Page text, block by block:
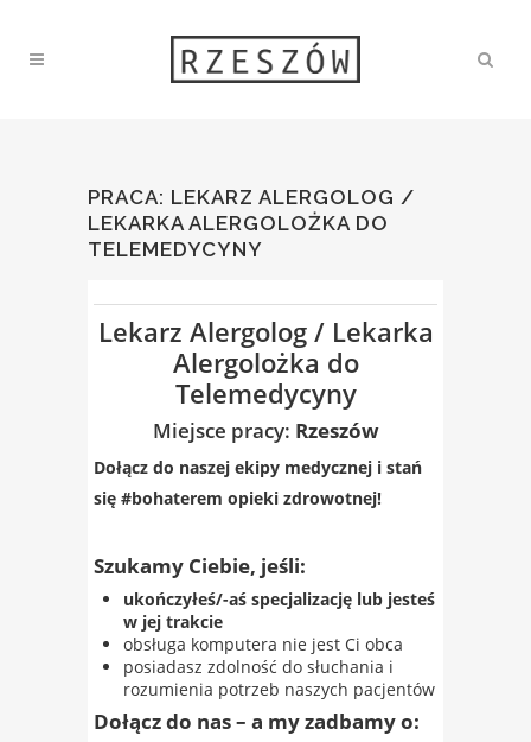
PRACA: LEKARZ ALERGOLOG /
LEKARKA ALERGOLOŻKA DO
TELEMEDYCYNY
Lekarz Alergolog / Lekarka
Alergolożka do
Telemedycyny
Miejsce pracy: Rzeszów
Dołącz do naszej ekipy medycznej i stań
się #bohaterem​ opieki zdrowotnej!
Szukamy Ciebie, jeśli:
ukończyłeś/-aś specjalizację lub jesteś
w jej trakcie
obsługa komputera nie jest Ci obca
posiadasz zdolność do słuchania i
rozumienia potrzeb naszych pacjentów
Dołącz do nas – a my zadbamy o: